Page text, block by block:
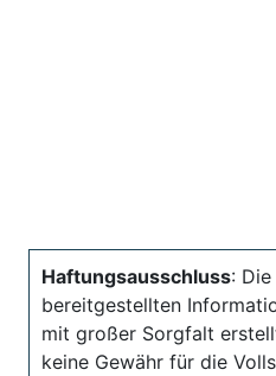
Haftungsausschluss:
bereitgestellten
mit großer Sorgfalt
keine Gewähr für die